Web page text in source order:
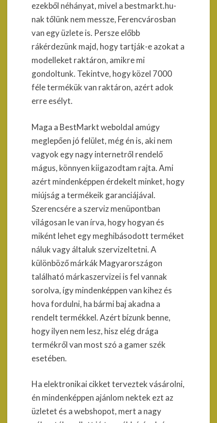
ezekből néhányat, mivel a bestmarkt.hu-
nak tőlünk nem messze, Ferencvárosban
van egy üzlete is. Persze előbb
rákérdezünk majd, hogy tartják-e azokat a
modelleket raktáron, amikre mi
gondoltunk. Tekintve, hogy közel 7000
féle termékük van raktáron, azért adok
erre esélyt.
Maga a BestMarkt weboldal amúgy
meglepően jó felület, még én is, aki nem
vagyok egy nagy internetről rendelő
mágus, könnyen kiigazodtam rajta. Ami
azért mindenképpen érdekelt minket, hogy
miújság a termékeik garanciájával.
Szerencsére a szerviz menüpontban
világosan le van írva, hogy hogyan és
miként lehet egy meghibásodott terméket
náluk vagy általuk szervizeltetni. A
különböző márkák Magyarországon
található márkaszervizei is fel vannak
sorolva, így mindenképpen van kihez és
hova fordulni, ha bármi baj akadna a
rendelt termékkel. Azért bízunk benne,
hogy ilyen nem lesz, hisz elég drága
termékről van most szó a gamer szék
esetében.
Ha elektronikai cikket terveztek vásárolni,
én mindenképpen ajánlom nektek ezt az
üzletet és a webshopot, mert a nagy